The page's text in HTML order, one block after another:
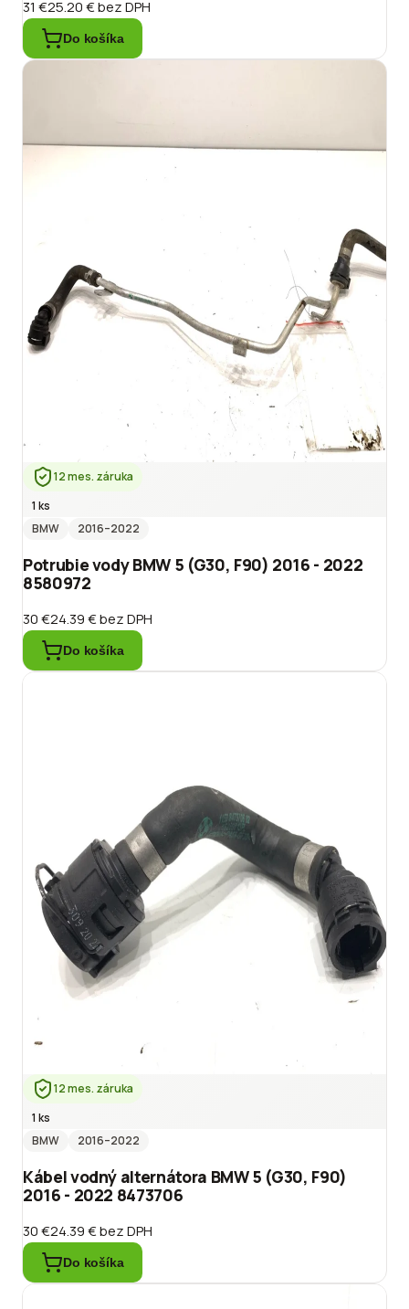
31 €25.20 €bez DPH
Do košíka
12 mes. záruka
1 ks
BMW
2016–2022
Potrubie vody BMW 5 (G30, F90) 2016 - 2022
8580972
30 €24.39 €bez DPH
Do košíka
12 mes. záruka
1 ks
BMW
2016–2022
Kábel vodný alternátora BMW 5 (G30, F90)
2016 - 2022 8473706
30 €24.39 €bez DPH
Do košíka